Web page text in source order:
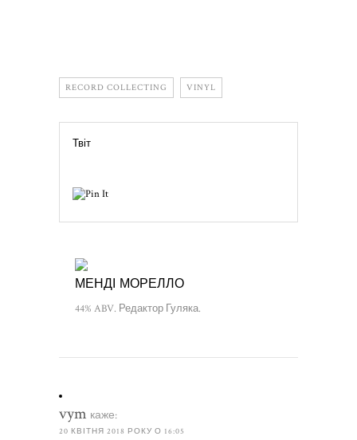
RECORD COLLECTING VINYL
Твіт
МЕНДІ МОРЕЛЛО
44% ABV. Редактор Гуляка.
vym каже:
20 КВІТНЯ 2018 РОКУ О 16:05